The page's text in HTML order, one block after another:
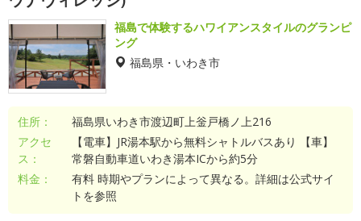
福島で体験するハワイアンスタイルのグランピ
ング
福島県・いわき市
住所：
福島県いわき市渡辺町上釡戸橋ノ上216
アクセ
ス：
【電車】JR湯本駅から無料シャトルバスあり 【車】
常磐自動車道いわき湯本ICから約5分
料金：
有料 時期やプランによって異なる。詳細は公式サイ
トを参照